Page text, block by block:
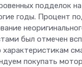
подделок
годы. Процент
был отмечен
покупать